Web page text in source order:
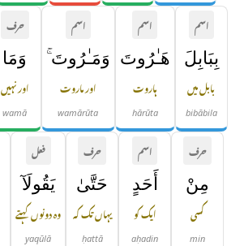
اسم
بِبَابِلَ
بابل میں
bibābila
اسم
هَـٰرُوتَ
ہاروت
hārūta
اسم
وَمَـٰرُوتَ ۚ
اور ماروت
wamārūta
حرف
وَمَا
اور نہیں
wamā
حرف
مِنْ
کسی
min
اسم
أَحَدٍ
ایک کو
aḥadin
حرف
حَتَّىٰ
یہاں تک کہ
ḥattā
فعل
يَقُولَآ
وہ دونوں کہتے
yaqūlā